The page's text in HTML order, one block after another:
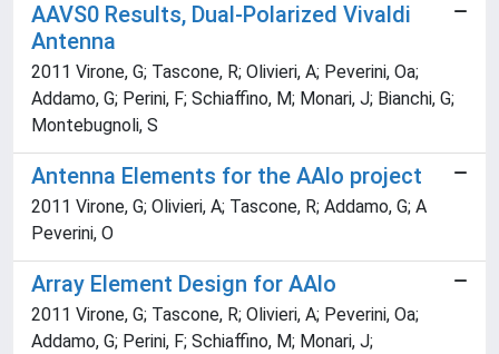
AAVS0 Results, Dual-Polarized Vivaldi
Antenna
2011 Virone, G; Tascone, R; Olivieri, A; Peverini, Oa;
Addamo, G; Perini, F; Schiaffino, M; Monari, J; Bianchi, G;
Montebugnoli, S
Antenna Elements for the AAlo project
2011 Virone, G; Olivieri, A; Tascone, R; Addamo, G; A
Peverini, O
Array Element Design for AAlo
2011 Virone, G; Tascone, R; Olivieri, A; Peverini, Oa;
Addamo, G; Perini, F; Schiaffino, M; Monari, J;